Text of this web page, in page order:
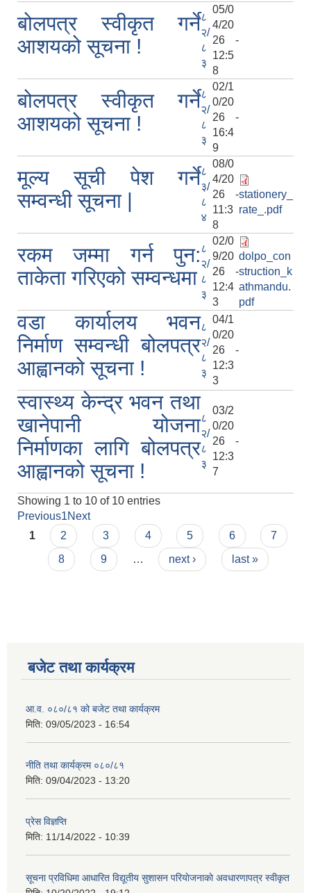
बोलपत्र स्वीकृत गर्ने
आशयको सूचना !
८
२/
८
३
05/0
4/20
26 -
12:5
8
बोलपत्र स्वीकृत गर्ने
आशयको सूचना !
८
२/
८
३
02/1
0/20
26 -
16:4
9
मूल्य सूची पेश गर्ने
सम्वन्धी सूचना |
८
३/
८
४
08/0
4/20
26 -
11:3
8
stationery_
rate_.pdf
रकम जम्मा गर्न पुन:
ताकेता गरिएको सम्वन्धमा
८
२/
८
३
02/0
9/20
26 -
12:4
3
dolpo_con
struction_k
athmandu.
pdf
वडा कार्यालय भवन
निर्माण सम्वन्धी बोलपत्र
आह्वानको सूचना !
८
२/
८
३
04/1
0/20
26 -
12:3
3
स्वास्थ्य केन्द्र भवन तथा
खानेपानी योजना
निर्माणका लागि बोलपत्र
आह्वानको सूचना !
८
२/
८
३
03/2
0/20
26 -
12:3
7
Showing 1 to 10 of 10 entries
Previous1Next
Pages
1 2 3 4 5 6
7
8
9 … next › last »
बजेट तथा कार्यक्रम
आ.व. ०८०/८१ को बजेट तथा कार्यक्रम
मिति: 09/05/2023 - 16:54
नीति तथा कार्यक्रम ०८०/८१
मिति: 09/04/2023 - 13:20
प्रेस विज्ञप्ति
मिति: 11/14/2022 - 10:39
सूचना प्रविधिमा आधारित विद्यूतीय सुशासन परियाेजनाकाे अवधारणापत्र स्वीकृत